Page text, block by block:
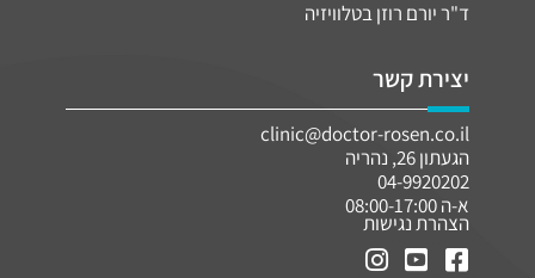
ד"ר יורם רוזן בטלוויזיה
יצירת קשר
clinic@doctor-rosen.co.il
הגעתון 26, נהריה
04-9920202
א-ה 08:00-17:00
הצהרת נגישות